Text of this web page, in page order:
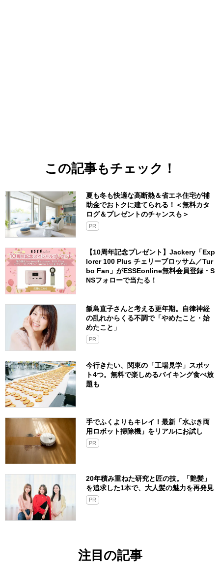
この記事もチェック！
夏も冬も快適な高断熱＆省エネ住宅が補
助金でおトクに建てられる！＜無料カタ
ログ＆プレゼントのチャンスも＞
PR
【10周年記念プレゼント】Jackery「Exp
lorer 100 Plus チェリーブロッサム／Tur
bo Fan」がESSEonline無料会員登録・S
NSフォローで当たる！
飯島直子さんと考える更年期。自律神経
の乱れからくる不調で「やめたこと・始
めたこと」
PR
今行きたい、関東の「工場見学」スポッ
ト4つ。無料で楽しめるバイキング食べ放
題も
手でふくよりもキレイ！最新「水ぶき両
用ロボット掃除機」をリアルにお試し
PR
20年積み重ねた研究と匠の技。「艶髪」
を追求した1本で、大人髪の魅力を再発見
PR
注目の記事